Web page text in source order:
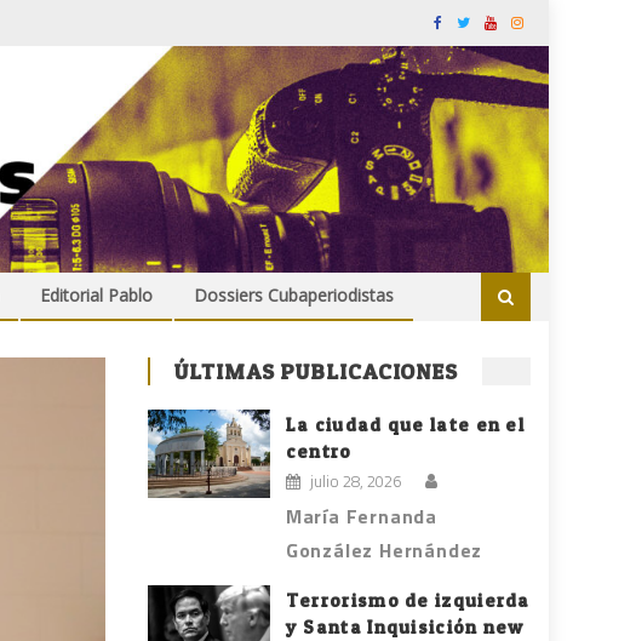
Editorial Pablo Dossiers Cubaperiodistas
ÚLTIMAS PUBLICACIONES
La ciudad que late en el
centro
julio 28, 2026
María Fernanda
González Hernández
Terrorismo de izquierda
y Santa Inquisición new